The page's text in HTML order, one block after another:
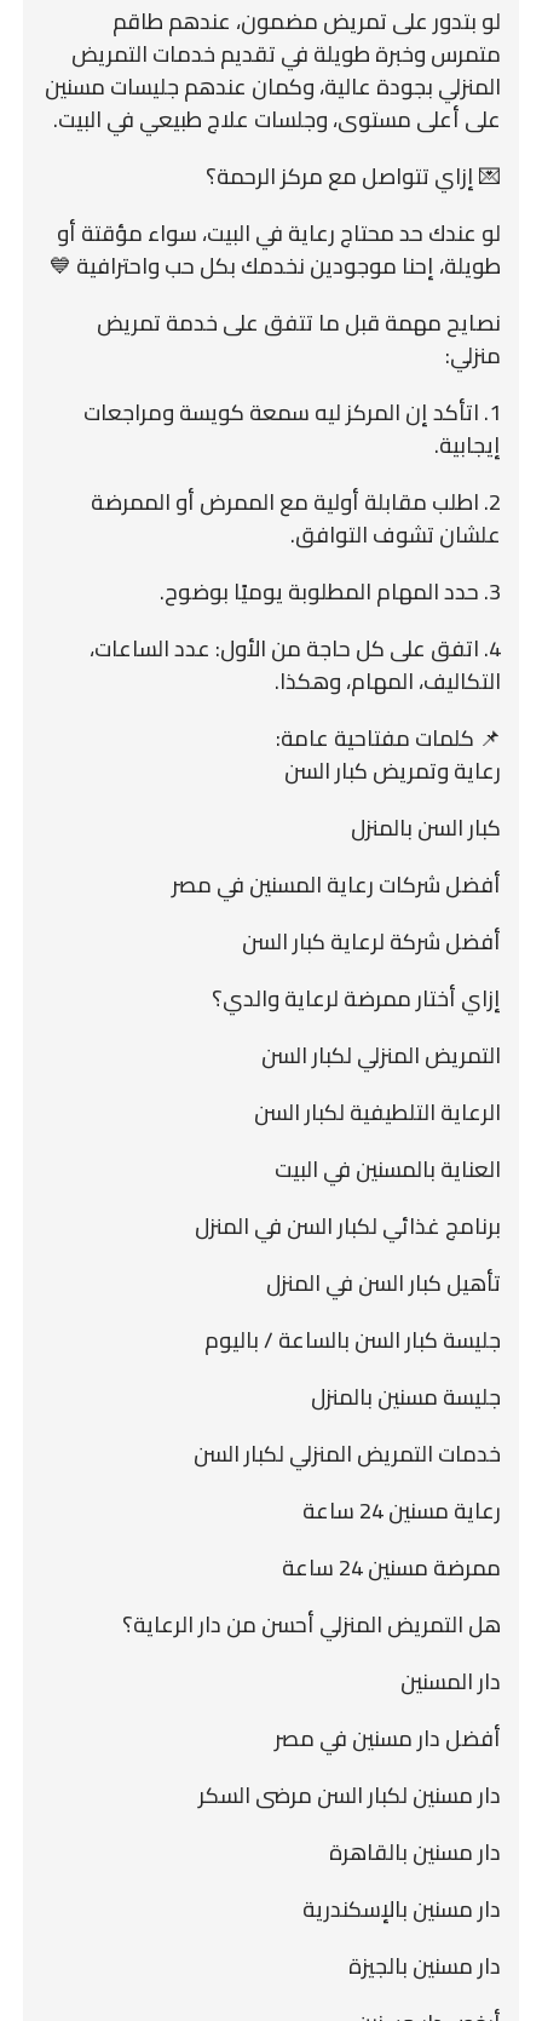
لو بتدور على تمريض مضمون، عندهم طاقم
متمرس وخبرة طويلة في تقديم خدمات التمريض
المنزلي بجودة عالية، وكمان عندهم جليسات مسنين
على أعلى مستوى، وجلسات علاج طبيعي في البيت.
💌 إزاي تتواصل مع مركز الرحمة؟
لو عندك حد محتاج رعاية في البيت، سواء مؤقتة أو
طويلة، إحنا موجودين نخدمك بكل حب واحترافية 💙
نصايح مهمة قبل ما تتفق على خدمة تمريض
منزلي:
1. اتأكد إن المركز ليه سمعة كويسة ومراجعات
إيجابية.
2. اطلب مقابلة أولية مع الممرض أو الممرضة
علشان تشوف التوافق.
3. حدد المهام المطلوبة يوميًا بوضوح.
4. اتفق على كل حاجة من الأول: عدد الساعات،
التكاليف، المهام، وهكذا.
📌 كلمات مفتاحية عامة:
رعاية وتمريض كبار السن
كبار السن بالمنزل
أفضل شركات رعاية المسنين في مصر
أفضل شركة لرعاية كبار السن
إزاي أختار ممرضة لرعاية والدي؟
التمريض المنزلي لكبار السن
الرعاية التلطيفية لكبار السن
العناية بالمسنين في البيت
برنامج غذائي لكبار السن في المنزل
تأهيل كبار السن في المنزل
جليسة كبار السن بالساعة / باليوم
جليسة مسنين بالمنزل
خدمات التمريض المنزلي لكبار السن
رعاية مسنين 24 ساعة
ممرضة مسنين 24 ساعة
هل التمريض المنزلي أحسن من دار الرعاية؟
دار المسنين
أفضل دار مسنين في مصر
دار مسنين لكبار السن مرضى السكر
دار مسنين بالقاهرة
دار مسنين بالإسكندرية
دار مسنين بالجيزة